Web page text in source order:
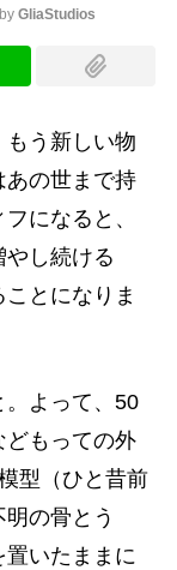
GliaStudios
う新しい物
あの世まで持
になると、
し続ける
とになりま
よって、50
どもっての外
型（ひと昔前
の骨とう
いたままに